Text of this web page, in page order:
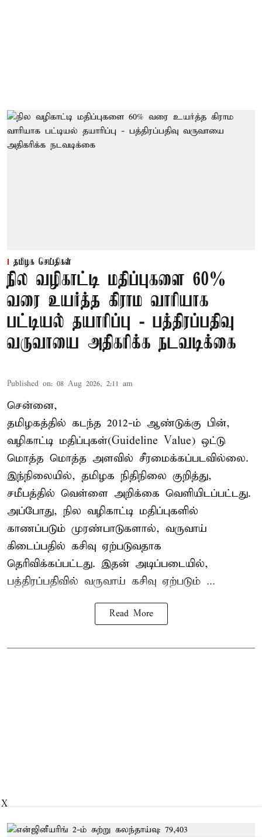
தமிழக செய்திகள்
நில வழிகாட்டி மதிப்புகளை 60%
வரை உயர்த்த கிராம வாரியாக
பட்டியல் தயாரிப்பு - பத்திரப்பதிவு
வருவாயை அதிகரிக்க நடவடிக்கை
Published on: 08 Aug 2026, 2:11 am
சென்னை,
தமிழகத்தில் கடந்த 2012-ம் ஆண்டுக்கு பின்,
வழிகாட்டி மதிப்புகள்(Guideline Value) ஒட்டு
மொத்த மொத்த அளவில் சீரமைக்கப்படவில்லை.
இந்நிலையில், தமிழக நிதிநிலை குறித்து,
சமீபத்தில் வெள்ளை அறிக்கை வெளியிடப்பட்டது.
அப்போது, நில வழிகாட்டி மதிப்புகளில்
காணப்படும் முரண்பாடுகளால், வருவாய்
கிடைப்பதில் கசிவு ஏற்படுவதாக
தெரிவிக்கப்பட்டது. இதன் அடிப்படையில்,
பத்திரப்பதிவில் வருவாய் கசிவு ஏற்படும் ...
Read More
X